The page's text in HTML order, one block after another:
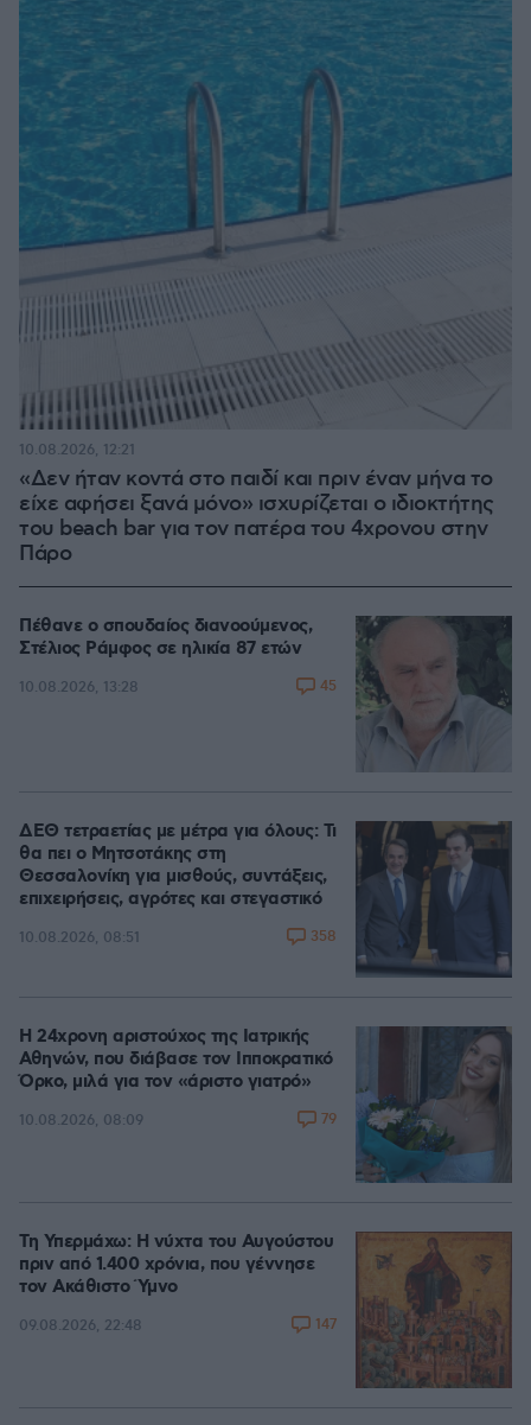
«Δεν ήταν κοντά στο παιδί και πριν έναν μήνα το
είχε αφήσει ξανά μόνο» ισχυρίζεται ο ιδιοκτήτης
του beach bar για τον πατέρα του 4χρονου στην
Πάρο
10.08.2026, 12:21
Πέθανε ο σπουδαίος διανοούμενος,
Στέλιος Ράμφος σε ηλικία 87 ετών
10.08.2026, 13:28 45
ΔΕΘ τετραετίας με μέτρα για όλους: Τι
θα πει ο Μητσοτάκης στη
Θεσσαλονίκη για μισθούς, συντάξεις,
επιχειρήσεις, αγρότες και στεγαστικό
10.08.2026, 08:51 358
Η 24χρονη αριστούχος της Ιατρικής
Αθηνών, που διάβασε τον Ιπποκρατικό
Όρκο, μιλά για τον «άριστο γιατρό»
10.08.2026, 08:09 79
Τη Υπερμάχω: Η νύχτα του Αυγούστου
πριν από 1.400 χρόνια, που γέννησε
τον Ακάθιστο Ύμνο
09.08.2026, 22:48 147